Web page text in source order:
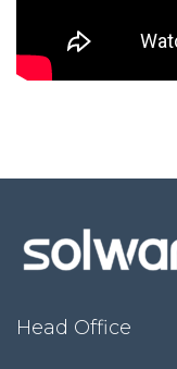
Head Office